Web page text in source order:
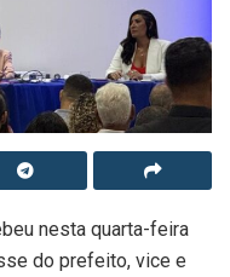
nesta quarta-feira
do prefeito, vice e